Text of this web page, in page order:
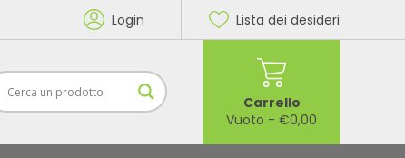
Login Lista dei desideri
Carrello
Vuoto - €0,00